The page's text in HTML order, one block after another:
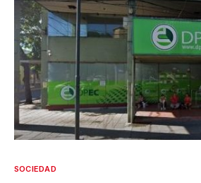
SOCIEDAD